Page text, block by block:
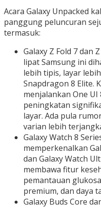
Acara Galaxy Unpacked
panggung peluncuran
termasuk:
Galaxy Z Fold 7 dan
lipat Samsung ini
lebih tipis, layar
Snapdragon 8 Elite.
menjalankan One
peningkatan
layar. Ada pula
varian lebih
Galaxy Watch 8
memperkenalkan
dan Galaxy Watch
membawa fitur
pemantauan
premium, dan daya
Galaxy Buds Core